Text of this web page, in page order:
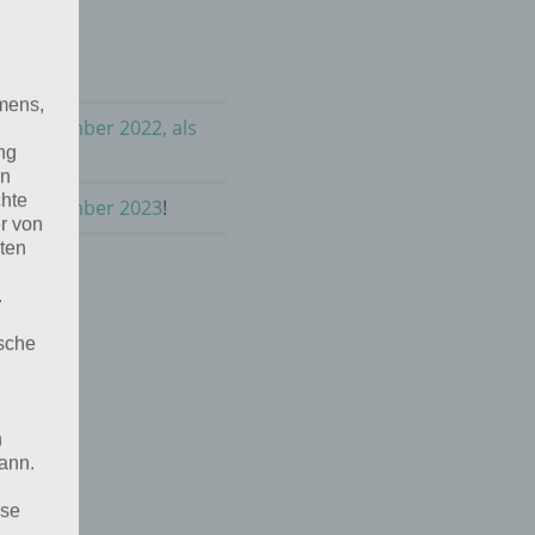
September 2022, als
September 2023!
von